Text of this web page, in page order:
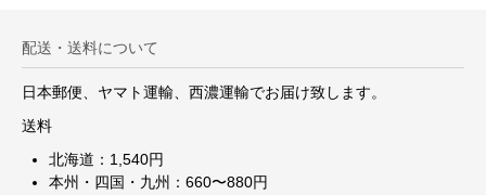
配送・送料について
日本郵便、ヤマト運輸、西濃運輸でお届け致します。
送料
北海道：1,540円
本州・四国・九州：660〜880円